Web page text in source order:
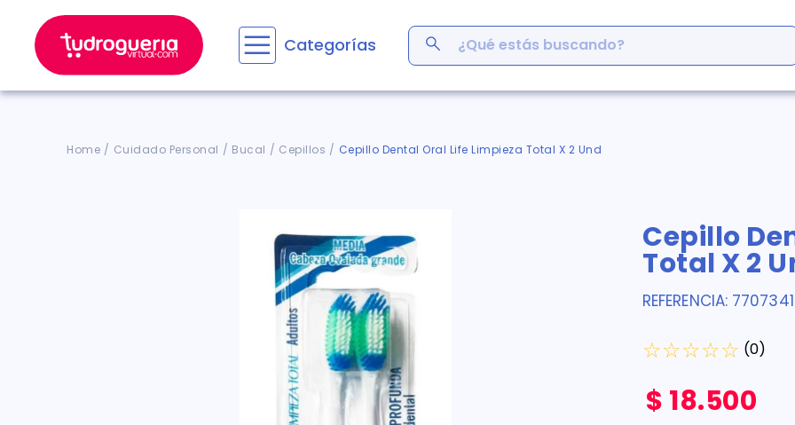
Categorías
¿Qué estás buscando?
Cuidado Personal Bucal Cepillos Cepillo Dental Oral Life Limpieza Total X 2 Und
Cepillo
Total X 2
REFERENCIA:
☆☆☆☆☆ (0)
$ 18.500
.
acerumen
6.
cyclofem
7.
pañales
8.
acetaminofén
.
wegovy
10. ensure cafe